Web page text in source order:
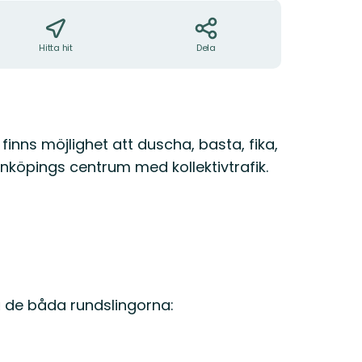
Hitta hit Dela
möjlighet att duscha, basta, fika,
centrum med kollektivtrafik.
båda rundslingorna: